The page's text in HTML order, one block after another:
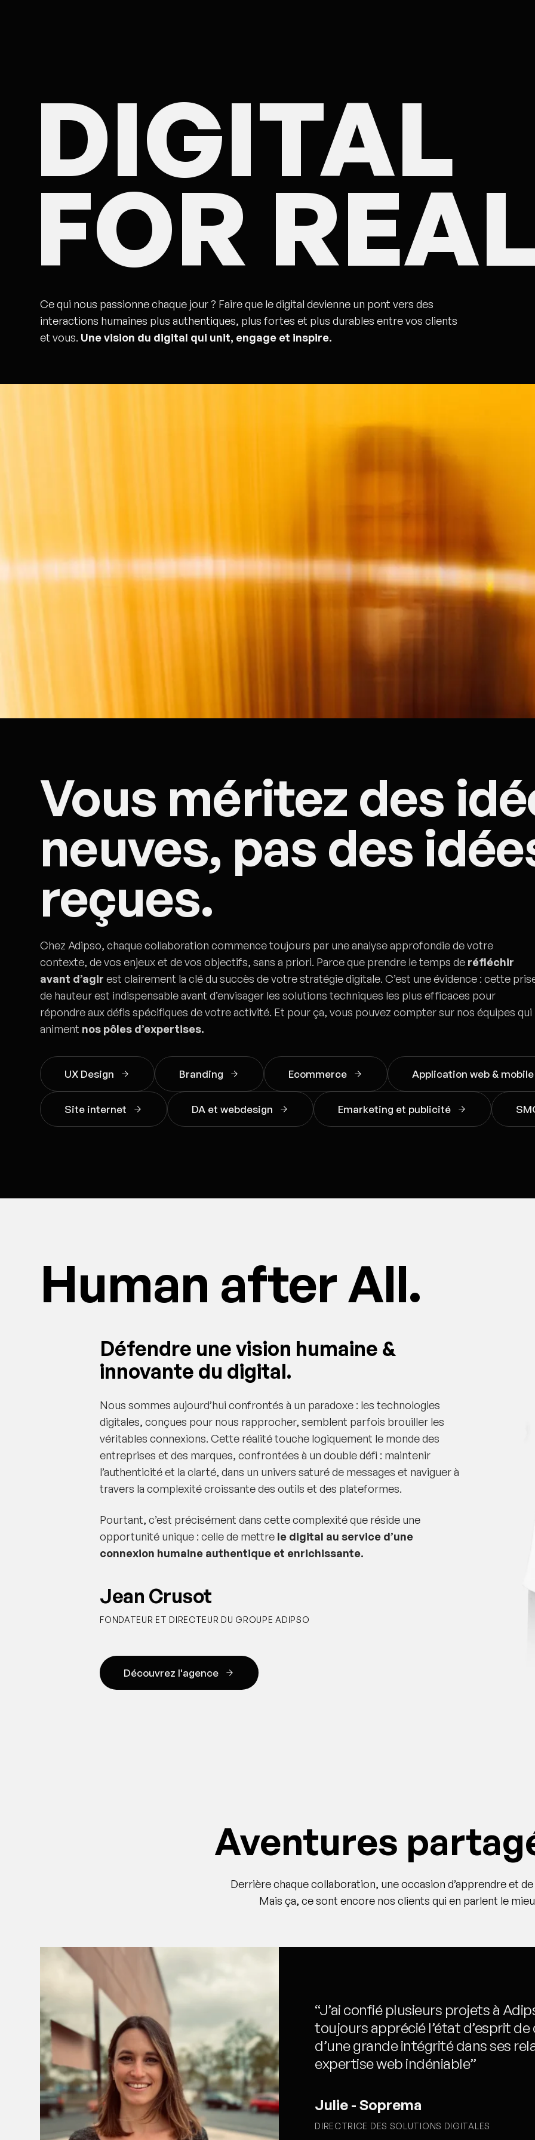
DA et webdesign
Application web &
Emarketing et
publicité
SMO
Drupal
Symfony
DIGITAL
FOR
Ce qui nous passionne chaque jour ? Faire que le digital devienne un pont vers des
interactions humaines plus authentiques, plus fortes et plus durables entre vos clients
et vous. Une vision du digital qui unit, engage et inspire.
Vous méritez des
neuves, pas des
reçues.
Chez Adipso, chaque collaboration commence toujours par une analyse approfondie de votre
contexte, de vos enjeux et de vos objectifs, sans a priori. Parce que prendre le temps de réfléchir
avant d’agir est clairement la clé du succès de votre stratégie digitale. C’est une évidence : cette
de hauteur est indispensable avant d’envisager les solutions techniques les plus efficaces pour
répondre aux défis spécifiques de votre activité. Et pour ça, vous pouvez compter sur nos équipes qui
animent nos pôles d’expertises.
UX Design Branding Ecommerce Application web & mobile
Site internet DA et webdesign Emarketing et publicité
Human after All.
Défendre une vision humaine &
innovante du digital.
Nous sommes aujourd’hui confrontés à un paradoxe : les technologies
digitales, conçues pour nous rapprocher, semblent parfois brouiller les
véritables connexions. Cette réalité touche logiquement le monde des
entreprises et des marques, confrontées à un double défi : maintenir
l’authenticité et la clarté, dans un univers saturé de messages et naviguer à
travers la complexité croissante des outils et des plateformes.
Pourtant, c’est précisément dans cette complexité que réside une
opportunité unique : celle de mettre le digital au service d’une
connexion humaine authentique et enrichissante.
Jean Crusot
FONDATEUR ET DIRECTEUR DU GROUPE ADIPSO
Découvrez l'agence
Aventures
Derrière chaque collaboration, une occasion d’apprendre et
Mais ça, ce sont encore nos clients qui en parlent le
“J’ai confié plusieurs projets à
toujours apprécié l’état d’esprit
d’une grande intégrité dans ses
expertise web indéniable”
Julie - Soprema
DIRECTRICE DES SOLUTIONS DIGITALES